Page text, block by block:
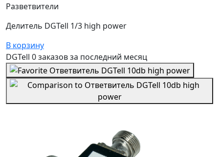
Разветвители
Делитель DGTell 1/3 high power
В корзину
DGTell 0 заказовза последний месяц